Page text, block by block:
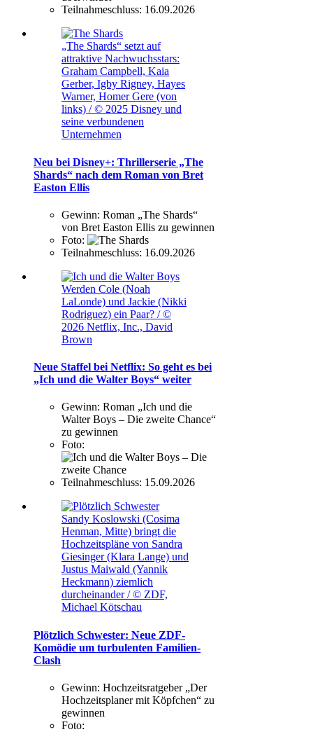
Teilnahmeschluss: 16.09.2026
„The Shards“ setzt auf
attraktive Nachwuchsstars:
Graham Campbell, Kaia
Gerber, Igby Rigney, Hayes
Warner, Homer Gere (von
links) / © 2025 Disney und
seine verbundenen
Unternehmen
Neu bei Disney+: Thrillerserie „The
Shards“ nach dem Roman von Bret
Easton Ellis
Gewinn: Roman „The Shards“
von Bret Easton Ellis zu gewinnen
Foto:
Teilnahmeschluss: 16.09.2026
Werden Cole (Noah
LaLonde) und Jackie (Nikki
Rodriguez) ein Paar? / ©
2026 Netflix, Inc., David
Brown
Neue Staffel bei Netflix: So geht es bei
„Ich und die Walter Boys“ weiter
Gewinn: Roman „Ich und die
Walter Boys – Die zweite Chance“
zu gewinnen
Foto:
Teilnahmeschluss: 15.09.2026
Sandy Koslowski (Cosima
Henman, Mitte) bringt die
Hochzeitspläne von Sandra
Giesinger (Klara Lange) und
Justus Maiwald (Yannik
Heckmann) ziemlich
durcheinander / © ZDF,
Michael Kötschau
Plötzlich Schwester: Neue ZDF-
Komödie um turbulenten Familien-
Clash
Gewinn: Hochzeitsratgeber „Der
Hochzeitsplaner mit Köpfchen“ zu
gewinnen
Foto: